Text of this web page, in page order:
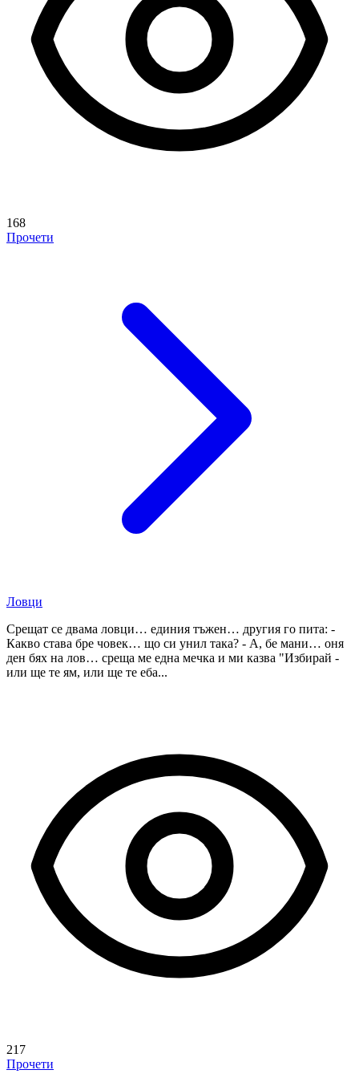
168
Прочети
Ловци
Срещат се двама ловци… единия тъжен… другия го пита: -
Какво става бре човек… що си унил така? - А, бе мани… оня
ден бях на лов… среща ме една мечка и ми казва "Избирай -
или ще те ям, или ще те еба...
217
Прочети